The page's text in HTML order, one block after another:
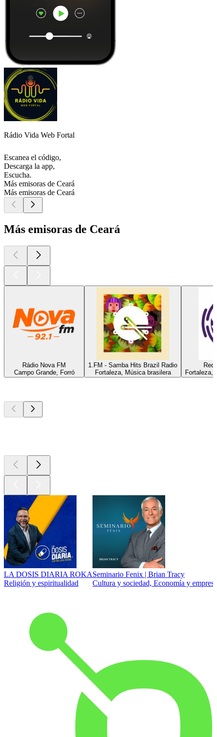
Rádio Vida Web Fortal
Escanea el código,
Descarga la app,
Escucha.
Más emisoras de Ceará
Más emisoras de Ceará
Más emisoras de Ceará
Rádio Nova FM
Campo Grande, Forró
1.FM - Samba Hits Brazil Radio
Fortaleza, Música brasilera
Fortaleza,
LA DOSIS DIARIA ROKA
Religión y espiritualidad
Seminario Fenix | Brian Tracy
Cultura y sociedad, Economía y